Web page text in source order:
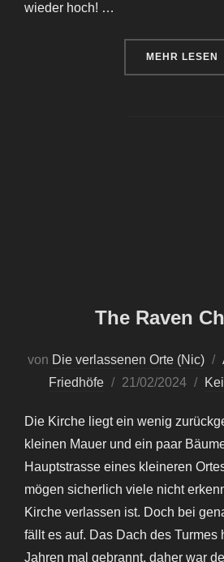
wieder hoch! …
MEHR ÜBER
LESEN
The Raven
von Die verlassenen Orte (Nic)
Friedhöfe
Veröffentlicht
21/02/2024
Die Kirche liegt ein wenig
kleinen Mauer und ein paar
Hauptstrasse eines kleineren
mögen sicherlich viele nicht
Kirche verlassen ist. Doch bei
fällt es auf. Das Dach des Turmes
Jahren mal gebrannt, daher war